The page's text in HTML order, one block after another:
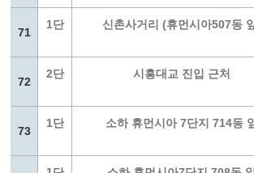
71
1단 신촌사거리 (휴먼시아507동
72
2단 시흥대교 진입 근처
73
1단 소하 휴먼시아 7단지 714동